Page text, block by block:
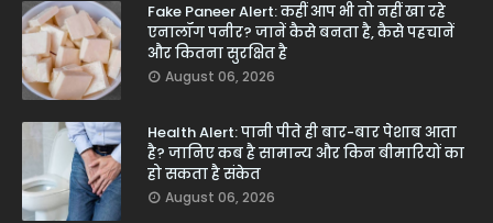
Fake Paneer Alert: कहीं आप भी तो नहीं खा रहे
एनालॉग पनीर? जानें कैसे बनता है, कैसे पहचानें
और कितना सुरक्षित है
August 06, 2026
Health Alert: पानी पीते ही बार-बार पेशाब आता
है? जानिए कब है सामान्य और किन बीमारियों का
हो सकता है संकेत
August 06, 2026